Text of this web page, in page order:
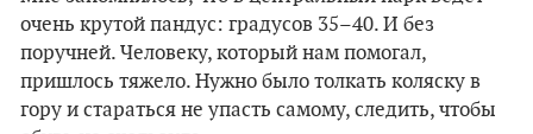
очень крутой пандус: градусов 35–40. И без
поручней. Человеку, который нам помогал,
пришлось тяжело. Нужно было толкать коляску в
гору и стараться не упасть самому, следить, чтобы